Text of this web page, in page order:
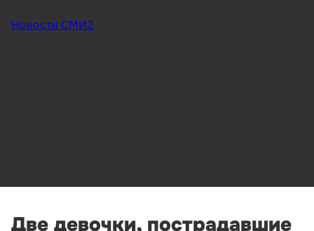
Новости СМИ2
Две девочки, пострадавшие